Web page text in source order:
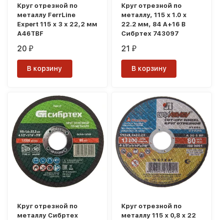
Круг отрезной по
металлу FerrLine
Expert 115 х 3 х 22,2 мм
A46TBF
20₽
В корзину
Круг отрезной по
металлу, 115 х 1.0 х
22.2 мм, 84 A+16 B
Сибртех 743097
21₽
В корзину
Круг отрезной по
металлу Сибртех
Круг отрезной по
металлу 115 х 0,8 х 22